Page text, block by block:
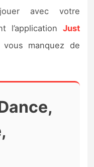
avec votre
l’application Just
manquez de